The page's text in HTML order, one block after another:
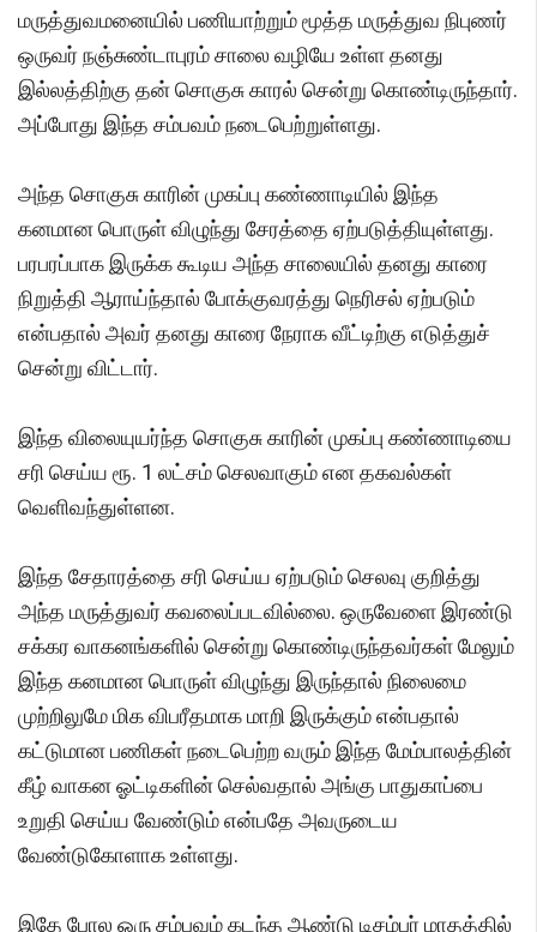
மருத்துவமனையில் பணியாற்றும் மூத்த மருத்துவ நிபுணர்
ஒருவர் நஞ்சுண்டாபுரம் சாலை வழியே உள்ள தனது
இல்லத்திற்கு தன் சொகுசு காரல் சென்று கொண்டிருந்தார்.
அப்போது இந்த சம்பவம் நடைபெற்றுள்ளது.
அந்த சொகுசு காரின் முகப்பு கண்ணாடியில் இந்த
கனமான பொருள் விழுந்து சேரத்தை ஏற்படுத்தியுள்ளது.
பரபரப்பாக இருக்க கூடிய அந்த சாலையில் தனது காரை
நிறுத்தி ஆராய்ந்தால் போக்குவரத்து நெரிசல் ஏற்படும்
என்பதால் அவர் தனது காரை நேராக வீட்டிற்கு எடுத்துச்
சென்று விட்டார்.
இந்த விலையுயர்ந்த சொகுசு காரின் முகப்பு கண்ணாடியை
சரி செய்ய ரூ. 1 லட்சம் செலவாகும் என தகவல்கள்
வெளிவந்துள்ளன.
இந்த சேதாரத்தை சரி செய்ய ஏற்படும் செலவு குறித்து
அந்த மருத்துவர் கவலைப்படவில்லை. ஒருவேளை இரண்டு
சக்கர வாகனங்களில் சென்று கொண்டிருந்தவர்கள் மேலும்
இந்த கனமான பொருள் விழுந்து இருந்தால் நிலைமை
முற்றிலுமே மிக விபரீதமாக மாறி இருக்கும் என்பதால்
கட்டுமான பணிகள் நடைபெற்ற வரும் இந்த மேம்பாலத்தின்
கீழ் வாகன ஓட்டிகளின் செல்வதால் அங்கு பாதுகாப்பை
உறுதி செய்ய வேண்டும் என்பதே அவருடைய
வேண்டுகோளாக உள்ளது.
இதே போல ஒரு சம்பவம் கடந்த ஆண்டு டிசம்பர் மாதத்தில்